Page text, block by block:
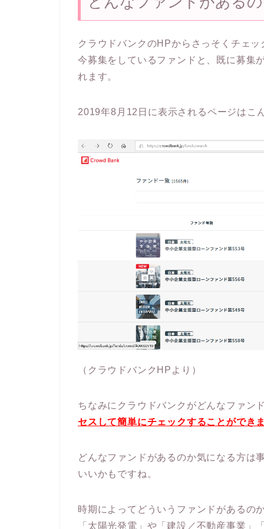
クラウドバンクのHPからさっそくチェッ
今募集をしているファンドと、既に募集
れます。
2019年8月12日に表示されるページはこ
（クラウドバンクHPより）
ちなみにクラウドバンクがどんなファン
セスして簡単にチェックすることができ
どんなファンドがあるのか気になる方は
いいかもですね。
時期によってどういうファンドがあるの
「太陽光発電」や「建設／不動産事業」